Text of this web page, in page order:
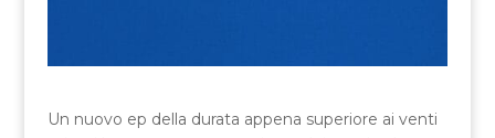
Un nuovo ep della durata appena superiore ai venti